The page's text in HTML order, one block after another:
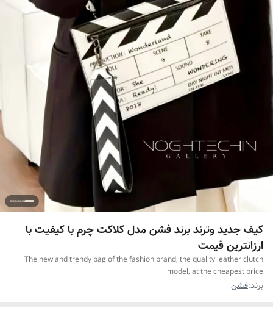
کیف جدید وترند برند فشن مدل کلاکت چرم با کیفیت با
ارزانترین قیمت
The new and trendy bag of the fashion brand, the quality leather clutch
model, at the cheapest price
برند:فشن